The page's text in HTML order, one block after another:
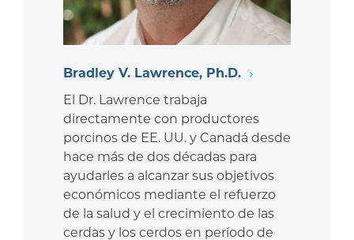
Bradley V. Lawrence, Ph.D.
El Dr. Lawrence trabaja
directamente con productores
porcinos de EE. UU. y Canadá desde
hace más de dos décadas para
ayudarles a alcanzar sus objetivos
económicos mediante el refuerzo
de la salud y el crecimiento de las
cerdas y los cerdos en período de